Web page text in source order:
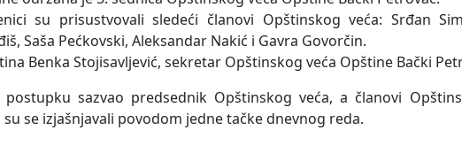
su prisustvovali sledeći članovi Opštinskog veća: Srđan
Saša Pećkovski, Aleksandar Nakić i Gavra Govorčin.
Benka Stojisavljević, sekretar Opštinskog veća Opštine Bački
sazvao predsednik Opštinskog veća, a članovi
se izjašnjavali povodom jedne tačke dnevnog reda.